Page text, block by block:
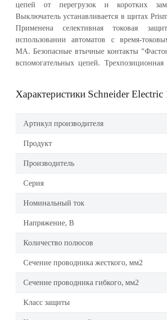
цепей от перегрузок и коротких
Выключатель устанавливается в щитах
Применена селективная токовая
использовании автоматов с время-
МА. Безопасные втычные контакты
вспомогательных цепей. Трехпозиционная
пластика, скрепленный металлическими
многократное срабатывание
характеристик. NG125L имеет, так
значение Т2 - это характеристики для
температуры +55°С. Частота цепи 50/
Характеристики Schneider Electric
Артикул производителя
Продукт
Производитель
Серия
Номинальный ток
Напряжение, В
Количество полюсов
Сечение проводника жесткого, мм2
Сечение проводника гибкого, мм2
Класс защиты